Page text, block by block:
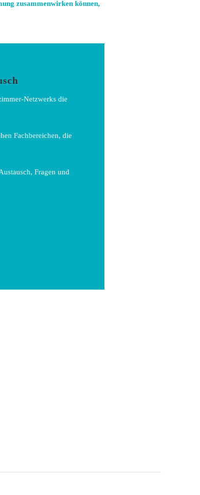
zusammenwirken können,
Netzwerks die
Fachbereichen, die
Fragen und